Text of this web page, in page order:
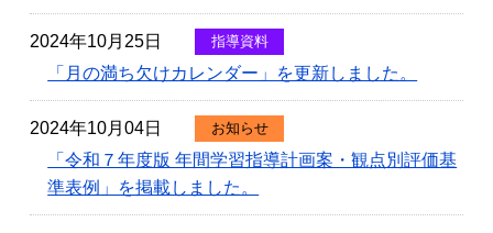
2024年10月25日 指導資料
「月の満ち欠けカレンダー」を更新しました。
2024年10月04日 お知らせ
「令和７年度版 年間学習指導計画案・観点別評価基
準表例」を掲載しました。